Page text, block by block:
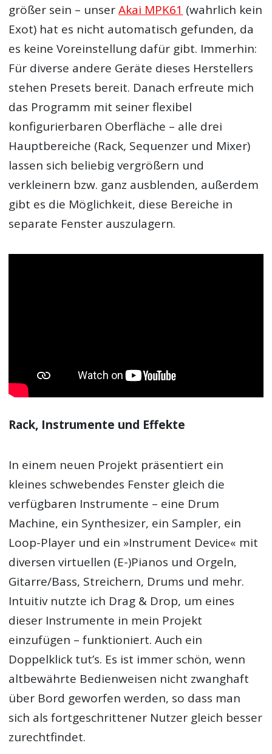
größer sein – unserAkai MPK61 (wahrlich kein
Exot) hat es nicht automatisch gefunden, da
es keine Voreinstellung dafür gibt. Immerhin:
Für diverse andere Geräte dieses Herstellers
stehen Presets bereit. Danach erfreute mich
das Programm mit seiner flexibel
konfigurierbaren Oberfläche – alle drei
Hauptbereiche (Rack, Sequenzer und Mixer)
lassen sich beliebig vergrößern und
verkleinern bzw. ganz ausblenden, außerdem
gibt es die Möglichkeit, diese Bereiche in
separate Fenster auszulagern.
Rack, Instrumente und Effekte
In einem neuen Projekt präsentiert ein
kleines schwebendes Fenster gleich die
verfügbaren Instrumente – eine Drum
Machine, ein Synthesizer, ein Sampler, ein
Loop-Player und ein »Instrument Device« mit
diversen virtuellen (E-)Pianos und Orgeln,
Gitarre/Bass, Streichern, Drums und mehr.
Intuitiv nutzte ich Drag & Drop, um eines
dieser Instrumente in mein Projekt
einzufügen – funktioniert. Auch ein
Doppelklick tut’s. Es ist immer schön, wenn
altbewährte Bedienweisen nicht zwanghaft
über Bord geworfen werden, so dass man
sich als fortgeschrittener Nutzer gleich besser
zurechtfindet.